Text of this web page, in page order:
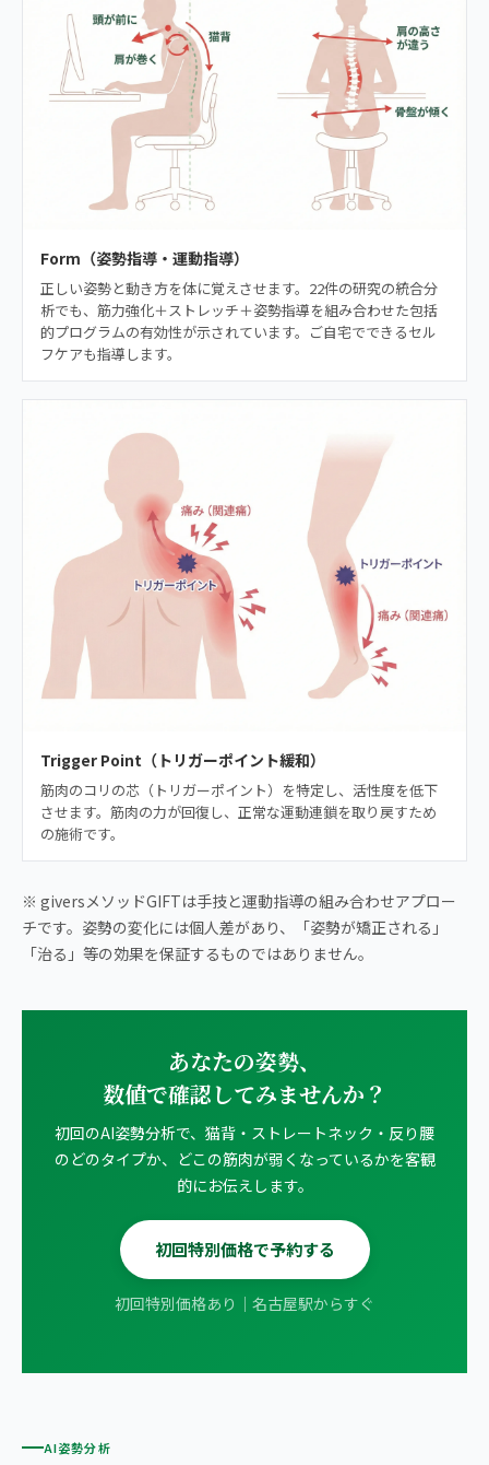
Form（姿勢指導・運動指導）
正しい姿勢と動き方を体に覚えさせます。22件の研究の統合分
析でも、筋力強化＋ストレッチ＋姿勢指導を組み合わせた包括
的プログラムの有効性が示されています。ご自宅でできるセル
フケアも指導します。
Trigger Point（トリガーポイント緩和）
筋肉のコリの芯（トリガーポイント）を特定し、活性度を低下
させます。筋肉の力が回復し、正常な運動連鎖を取り戻すため
の施術です。
※ giversメソッドGIFTは手技と運動指導の組み合わせアプロー
チです。姿勢の変化には個人差があり、「姿勢が矯正される」
「治る」等の効果を保証するものではありません。
あなたの姿勢、
数値で確認してみませんか？
初回のAI姿勢分析で、猫背・ストレートネック・反り腰
のどのタイプか、どこの筋肉が弱くなっているかを客観
的にお伝えします。
初回特別価格で予約する
初回特別価格あり｜名古屋駅からすぐ
AI姿勢分析